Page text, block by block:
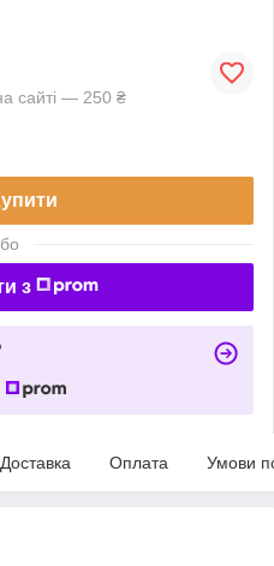
сайті — 250 ₴
з
Доставка Оплата Умови